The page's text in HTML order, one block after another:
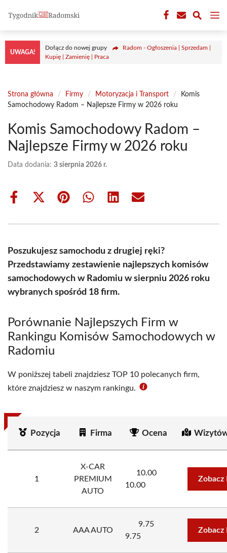
treści
UWAGA!
Dołącz do nowej grupy
Radom - Ogłoszenia | Sprzedam |
Kupię | Zamienię | Praca
Strona główna / Firmy / Motoryzacja i Transport /
Komis
Samochodowy Radom – Najlepsze Firmy w 2026 roku
Komis Samochodowy Radom –
Najlepsze Firmy w 2026 roku
Data dodania: 3 sierpnia 2026 r.
Share
Share
(Twitter)
Share Share Share Share
Poszukujesz samochodu z drugiej ręki?
Przedstawiamy zestawienie najlepszych komisów
samochodowych w Radomiu w sierpniu 2026 roku
wybranych spośród 18 firm.
Porównanie Najlepszych Firm w
Rankingu Komisów Samochodowych w
Radomiu
W poniższej tabeli znajdziesz TOP 10 polecanych firm,
które znajdziesz w naszym rankingu.
Pozycja Firma Ocena
1
X-CAR
PREMIUM
AUTO
10.00
10.00
Zobacz
2 AAA AUTO
9.75
9.75
Zobacz